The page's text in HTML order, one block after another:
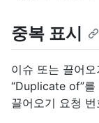
중복 표시
이슈 또는 끌어
“Duplicate of”를
끌어오기 요청